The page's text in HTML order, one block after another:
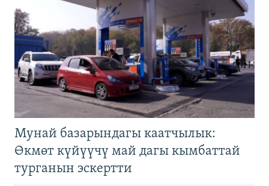
Мунай базарындагы каатчылык:
Өкмөт күйүүчү май дагы кымбаттай
турганын эскертти